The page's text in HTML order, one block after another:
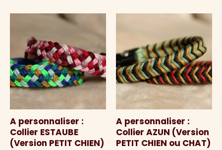
était :
20,00 €.
est :
14,00 €.
A personnaliser :
Collier ESTAUBE
(Version PETIT CHIEN)
A personnaliser :
Collier AZUN (Version
PETIT CHIEN ou CHAT)